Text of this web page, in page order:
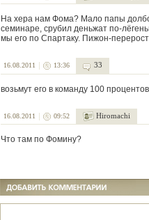
На хера нам Фома? Мало папы
семинаре, срубил деньжат по-
мы его по Спартаку. Пижон-
16.08.2011 13:36 33
возьмут его в команду 100
16.08.2011 09:52 Hiromachi
Что там по Фомину?